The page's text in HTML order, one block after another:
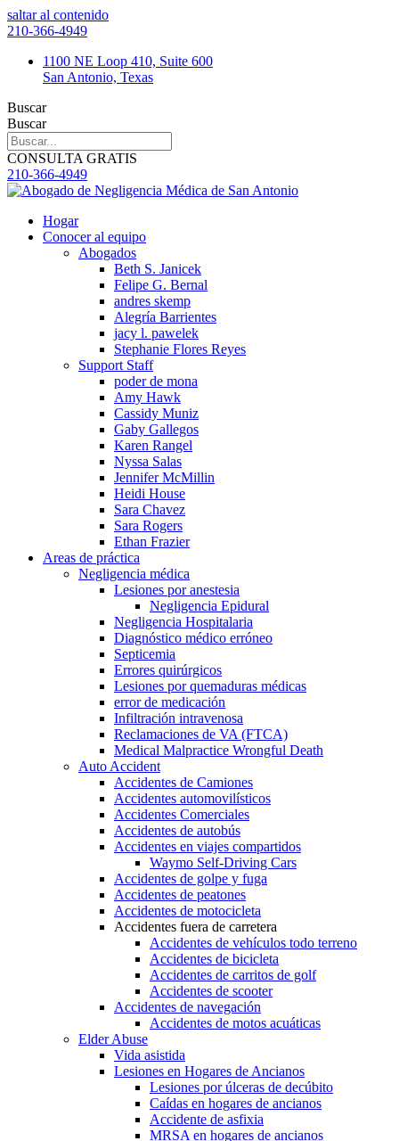
saltar al contenido
210-366-4949
1100 NE Loop 410, Suite 600
San Antonio, Texas
Buscar
Buscar
CONSULTA GRATIS
210-366-4949
Hogar
Conocer al equipo
Abogados
Beth S. Janicek
Felipe G. Bernal
andres skemp
Alegría Barrientes
jacy l. pawelek
Stephanie Flores Reyes
Support Staff
poder de mona
Amy Hawk
Cassidy Muniz
Gaby Gallegos
Karen Rangel
Nyssa Salas
Jennifer McMillin
Heidi House
Sara Chavez
Sara Rogers
Ethan Frazier
Areas de práctica
Negligencia médica
Lesiones por anestesia
Negligencia Epidural
Negligencia Hospitalaria
Diagnóstico médico erróneo
Septicemia
Errores quirúrgicos
Lesiones por quemaduras médicas
error de medicación
Infiltración intravenosa
Reclamaciones de VA (FTCA)
Medical Malpractice Wrongful Death
Auto Accident
Accidentes de Camiones
Accidentes automovilísticos
Accidentes Comerciales
Accidentes de autobús
Accidentes en viajes compartidos
Waymo Self-Driving Cars
Accidentes de golpe y fuga
Accidentes de peatones
Accidentes de motocicleta
Accidentes fuera de carretera
Accidentes de vehículos todo terreno
Accidentes de bicicleta
Accidentes de carritos de golf
Accidentes de scooter
Accidentes de navegación
Accidentes de motos acuáticas
Elder Abuse
Vida asistida
Lesiones en Hogares de Ancianos
Lesiones por úlceras de decúbito
Caídas en hogares de ancianos
Accidente de asfixia
MRSA en hogares de ancianos